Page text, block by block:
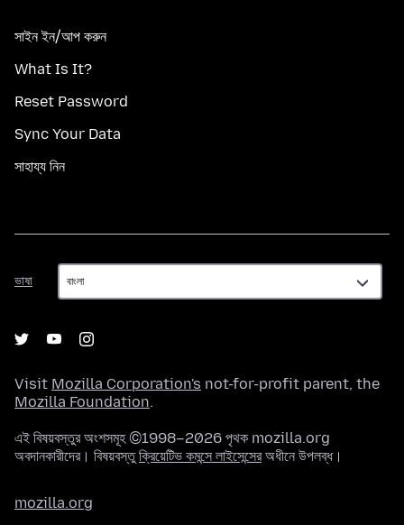
সাইন ইন/আপ করুন
What Is It?
Reset Password
Sync Your Data
সাহায্য নিন
ভাষা
ভাষা
Visit Mozilla Corporation's not-for-profit parent, the
Mozilla Foundation.
এই বিষয়বস্তুর অংশসমূহ ©1998–2026 পৃথক mozilla.org
অবদানকারীদের। বিষয়বস্তুক্রিয়েটিভ কমন্সে লাইসেন্সেরঅধীনে উপলব্ধ।
mozilla.org